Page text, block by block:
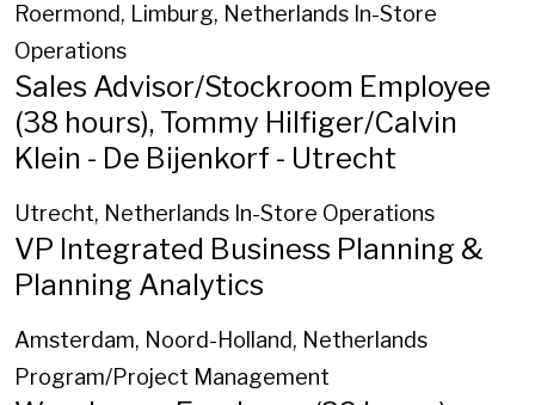
Roermond, Limburg, Netherlands In-Store
Operations
Sales Advisor/Stockroom Employee
(38 hours), Tommy Hilfiger/Calvin
Klein - De Bijenkorf - Utrecht
Utrecht, Netherlands In-Store Operations
VP Integrated Business Planning &
Planning Analytics
Amsterdam, Noord-Holland, Netherlands
Program/Project Management